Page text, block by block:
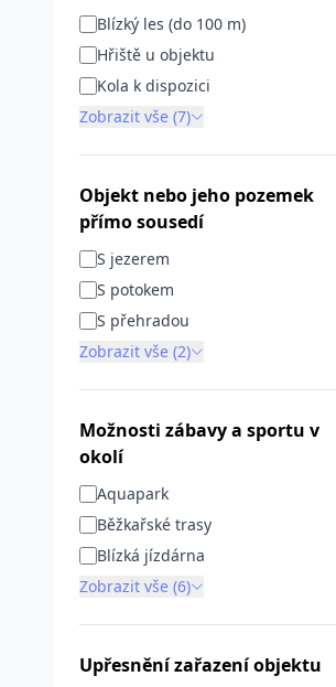
Blízký les (do 100 m)
Hřiště u objektu
Kola k dispozici
Zobrazit vše (7)
Objekt nebo jeho pozemek
přímo sousedí
S jezerem
S potokem
S přehradou
Zobrazit vše (2)
Možnosti zábavy a sportu v
okolí
Aquapark
Běžkařské trasy
Blízká jízdárna
Zobrazit vše (6)
Upřesnění zařazení objektu